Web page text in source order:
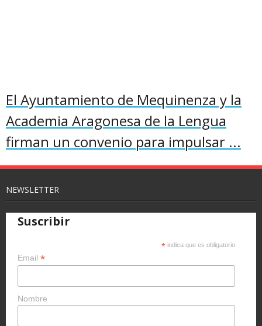
El Ayuntamiento de Mequinenza y la
Academia Aragonesa de la Lengua
firman un convenio para impulsar ...
NEWSLETTER
Suscribir
* indica que es obligatorio
Email *
Nombre